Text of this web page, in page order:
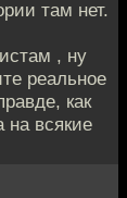
там нет.
, ну
реальное
как
на всякие